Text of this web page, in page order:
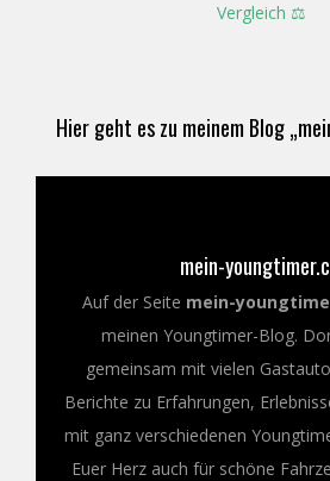
Vergleich ⚖️
Hier geht es zu meinem Blog
mein-
Auf der Seite mein-
meinen Youngtimer-Blog.
gemeinsam mit vielen
Berichte zu Erfahrungen,
mit ganz verschiedenen
Euer Herz auch für schöne